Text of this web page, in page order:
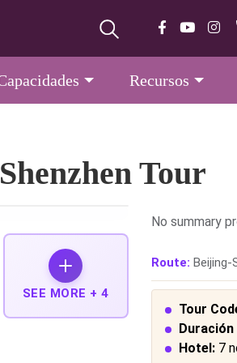
Recursos
Tour
SEE MORE +4
No summary
Route: Beijing-
Tour
Hotel: 7